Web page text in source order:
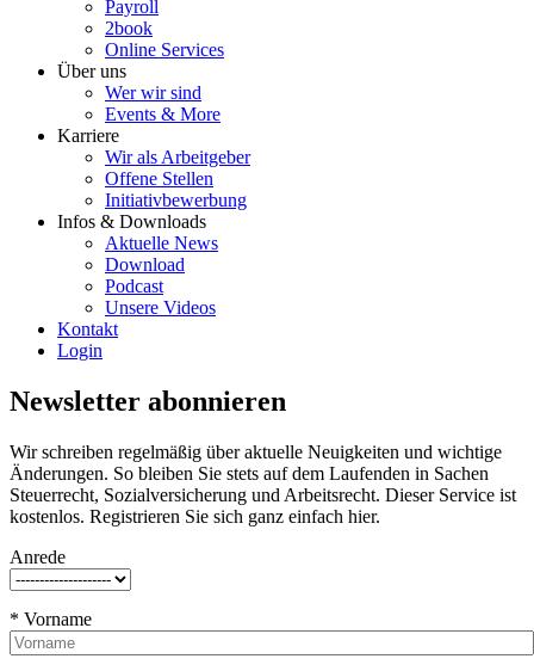
Payroll
2book
Online Services
Über uns
Wer wir sind
Events & More
Karriere
Wir als Arbeitgeber
Offene Stellen
Initiativbewerbung
Infos & Downloads
Aktuelle News
Download
Podcast
Unsere Videos
Kontakt
Login
Newsletter abonnieren
Wir schreiben regelmäßig über aktuelle Neuigkeiten und wichtige
Änderungen. So bleiben Sie stets auf dem Laufenden in Sachen
Steuerrecht, Sozialversicherung und Arbeitsrecht. Dieser Service ist
kostenlos. Registrieren Sie sich ganz einfach hier.
Anrede
* Vorname